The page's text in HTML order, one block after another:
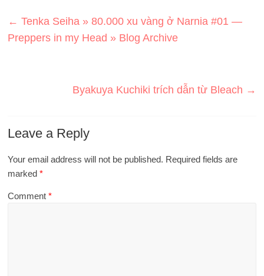
← Tenka Seiha » 80.000 xu vàng ở Narnia #01 —
Preppers in my Head » Blog Archive
Byakuya Kuchiki trích dẫn từ Bleach →
Leave a Reply
Your email address will not be published. Required fields are
marked*
Comment*